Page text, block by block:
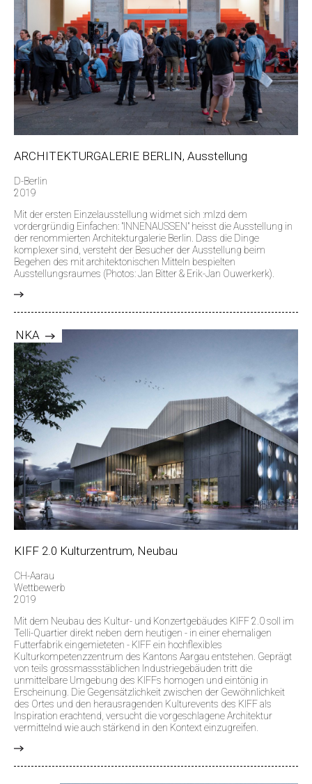
ARCHITEKTURGALERIE BERLIN, Ausstellung
D-Berlin
2019
Mit der ersten Einzelausstellung widmet sich :mlzd dem
vordergründig Einfachen: "INNENAUSSEN" heisst die Ausstellung in
der renommierten Architekturgalerie Berlin. Dass die Dinge
komplexer sind, versteht der Besucher der Ausstellung beim
Begehen des mit architektonischen Mitteln bespielten
Ausstellungsraumes (Photos: Jan Bitter & Erik-Jan Ouwerkerk).
NKA
KIFF 2.0 Kulturzentrum, Neubau
CH-Aarau
Wettbewerb
2019
Mit dem Neubau des Kultur- und Konzertgebäudes KIFF 2.0 soll im
Telli-Quartier direkt neben dem heutigen - in einer ehemaligen
Futterfabrik eingemieteten - KIFF ein hochflexibles
Kulturkompetenzzentrum des Kantons Aargau entstehen. Geprägt
von teils grossmassstäblichen Industriegebäuden tritt die
unmittelbare Umgebung des KIFFs homogen und eintönig in
Erscheinung. Die Gegensätzlichkeit zwischen der Gewöhnlichkeit
des Ortes und den herausragenden Kulturevents des KIFF als
Inspiration erachtend, versucht die vorgeschlagene Architektur
vermittelnd wie auch stärkend in den Kontext einzugreifen.